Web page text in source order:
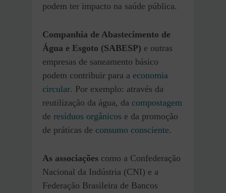
podem ter impacto na saúde pública.
Companhia de Abastecimento de
Água e Esgoto (SABESP) e outras
empresas de saneamento básico
podem contribuir para a economia
circular. Por exemplo: através da
reutilização da água, da compostagem
de resíduos orgânicos e da promoção
de práticas de consumo consciente.
As associações como a Confederação
Nacional da Indústria (CNI) e a
Federação Brasileira de Bancos